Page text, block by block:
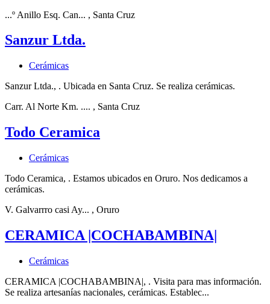
...º Anillo Esq. Can... , Santa Cruz
Sanzur Ltda.
Cerámicas
Sanzur Ltda., . Ubicada en Santa Cruz. Se realiza cerámicas.
Carr. Al Norte Km. .... , Santa Cruz
Todo Ceramica
Cerámicas
Todo Ceramica, . Estamos ubicados en Oruro. Nos dedicamos a
cerámicas.
V. Galvarrro casi Ay... , Oruro
CERAMICA |COCHABAMBINA|
Cerámicas
CERAMICA |COCHABAMBINA|, . Visita para mas información.
Se realiza artesanías nacionales, cerámicas. Establec...